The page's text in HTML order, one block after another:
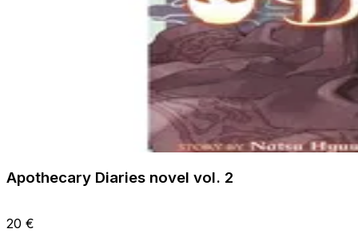
Apothecary Diaries novel vol. 2
20 €